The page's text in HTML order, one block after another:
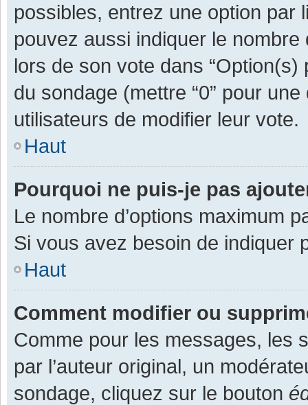
possibles, entrez une option par
pouvez aussi indiquer le
lors de son vote dans “Option(s)
du sondage (mettre “0” pour
utilisateurs de modifier leur vote.
Haut
Pourquoi ne puis-je pas
Le nombre d’options maximum
Si vous avez besoin de indiquer
Haut
Comment modifier ou
Comme pour les messages, les
par l’auteur original, un
sondage, cliquez sur le bouton